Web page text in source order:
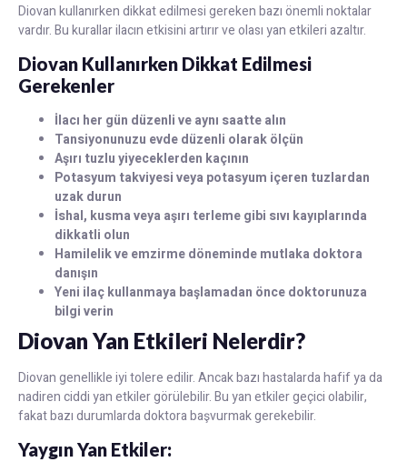
Diovan kullanırken dikkat edilmesi gereken bazı önemli noktalar
vardır. Bu kurallar ilacın etkisini artırır ve olası yan etkileri azaltır.
Diovan Kullanırken Dikkat Edilmesi
Gerekenler
İlacı her gün düzenli ve aynı saatte alın
Tansiyonunuzu evde düzenli olarak ölçün
Aşırı tuzlu yiyeceklerden kaçının
Potasyum takviyesi veya potasyum içeren tuzlardan
uzak durun
İshal, kusma veya aşırı terleme gibi sıvı kayıplarında
dikkatli olun
Hamilelik ve emzirme döneminde mutlaka doktora
danışın
Yeni ilaç kullanmaya başlamadan önce doktorunuza
bilgi verin
Diovan Yan Etkileri Nelerdir?
Diovan genellikle iyi tolere edilir. Ancak bazı hastalarda hafif ya da
nadiren ciddi yan etkiler görülebilir. Bu yan etkiler geçici olabilir,
fakat bazı durumlarda doktora başvurmak gerekebilir.
Yaygın Yan Etkiler: